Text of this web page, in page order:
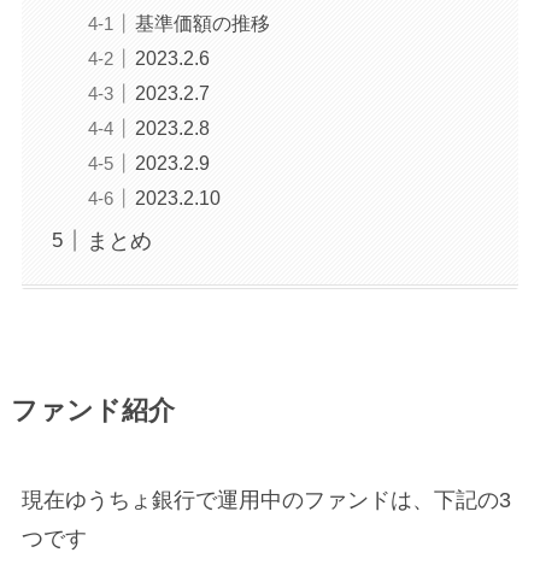
基準価額の推移
2023.2.6
2023.2.7
2023.2.8
2023.2.9
2023.2.10
まとめ
ファンド紹介
現在ゆうちょ銀行で運用中のファンドは、下記の3
つです